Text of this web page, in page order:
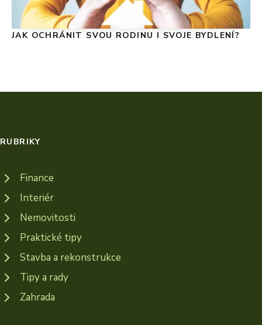
JAK OCHRÁNIT SVOU RODINU I SVOJE BYDLENÍ?
RUBRIKY
Finance
Interiér
Nemovitosti
Praktické tipy
Stavba a rekonstrukce
Tipy a rady
Zahrada